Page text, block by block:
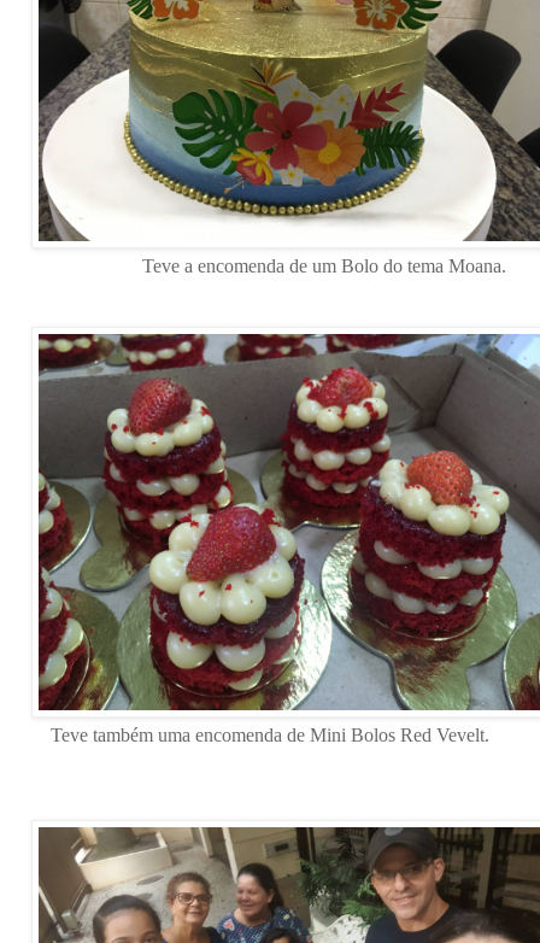
Teve a encomenda de um Bolo do tema Moana.
Teve também uma encomenda de Mini Bolos Red Vevelt.